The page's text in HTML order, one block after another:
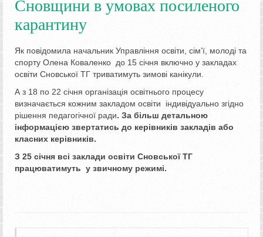
Сновщини в умовах посиленого
карантину
Як повідомила начальник Управління освіти, сімʼї, молоді та
спорту Олена Коваленко до 15 січня включно у закладах
освіти Сновської ТГ триватимуть зимові канікули.
А з 18 по 22 січня організація освітнього процесу
визначається кожним закладом освіти індивідуально згідно
рішення педагогічної ради. За більш детальною
інформацією звертатись до керівників закладів або
класних керівників.
З 25 січня всі заклади освіти Сновської ТГ
працюватимуть у звичному режимі.